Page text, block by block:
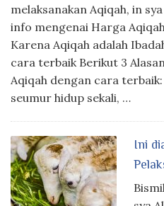
melaksanakan Aqiqah, in
info mengenai Harga
Karena Aqiqah adalah
cara terbaik Berikut 3
Aqiqah dengan cara
seumur hidup sekali, …
Ini